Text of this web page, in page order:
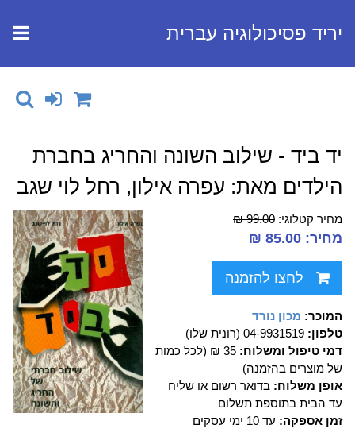
יריד פסיכולוגיה עברית
יד ביד - שילוב השונה והחריג בחברת
הילדים מאת: עפרה אילון, רחל לוי שגב
מחיר קטלוגי: 99.00 ₪
מחיר: 85.00 ₪
לחצו להזמנה
המוכר: מכון נורד
טלפון: 04-9931519 (רונית שלו)
דמי טיפול ומשלוח:
35 ₪ (לכל כמות
של מוצרים בהזמנה)
אופן משלוח: בדואר רשום או שליח
עד הבית בתוספת תשלום
זמן אספקה: עד 10 ימי עסקים